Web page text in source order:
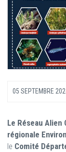
05 SEPTEMBRE
Le Réseau Alien
régionale
le Comité